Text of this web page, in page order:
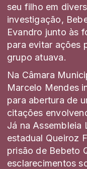
seu filho em
investigação,
Evandro junto às
para evitar ações
grupo atuava.
Na Câmara
Marcelo Mendes
para abertura de
citações
Já na Assembleia
estadual Queiroz
prisão de Bebeto
esclarecimentos